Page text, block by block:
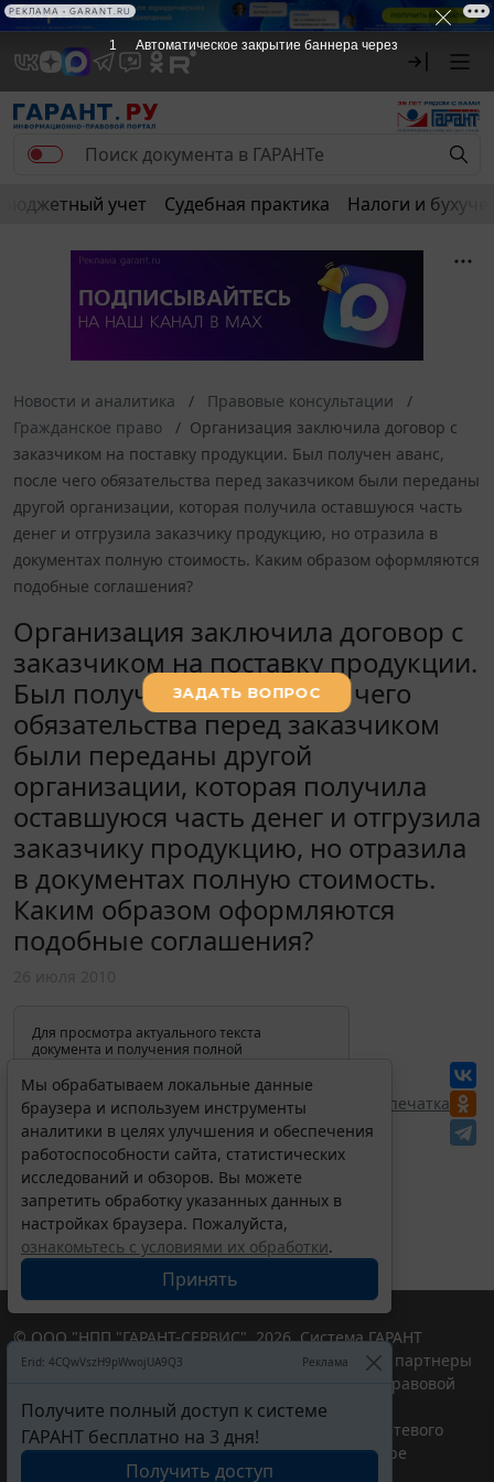
Бюджетный учет Судебная практика Налоги и
Новости и аналитика
Правовые консультации
Гражданское право
Организация заключила договор с
заказчиком на поставку продукции. Был получен аванс,
после чего обязательства перед заказчиком были переданы
другой организации, которая получила оставшуюся часть
денег и отгрузила заказчику продукцию, но отразила в
документах полную стоимость. Каким образом оформляются
подобные соглашения?
Организация заключила договор с
заказчиком на поставку продукции.
Был получен аванс, после чего
обязательства перед заказчиком
были переданы другой
организации, которая получила
оставшуюся часть денег и отгрузила
заказчику продукцию, но отразила
в документах полную стоимость.
Каким образом оформляются
подобные соглашения?
Для просмотра актуального текста
документа и получения полной
изменениях и порядке применения
документа, воспользуйтесь поиском в
Интернет-версии системы ГАРАНТ:
Перепечатка
Мы обрабатываем локальные данные
браузера и используем инструменты
аналитики в целях улучшения и обеспечения
работоспособности сайта, статистических
исследований и обзоров. Вы можете
запретить обработку указанных данных в
настройках браузера. Пожалуйста,
ознакомьтесь с условиями их обработки.
Принять
Erid: 4CQwVszH9pWwojUA9Q3 Реклама
Получите полный доступ к системе
ГАРАНТ бесплатно на 3 дня!
Получить доступ
© ООО "НПП "ГАРАНТ-СЕРВИС", 2026. Система ГАРАНТ
выпускается с 1990 года. Компания "Гарант" и ее партнеры
являются участниками Российской ассоциации правовой
информации ГАРАНТ.
Портал ГАРАНТ.РУ зарегистрирован в качестве сетевого
издания Федеральной службой по надзору в сфере
связи,информационных технологий и массовых
1 Автоматическое закрытие баннера через
РЕКЛАМА • GARANT.RU